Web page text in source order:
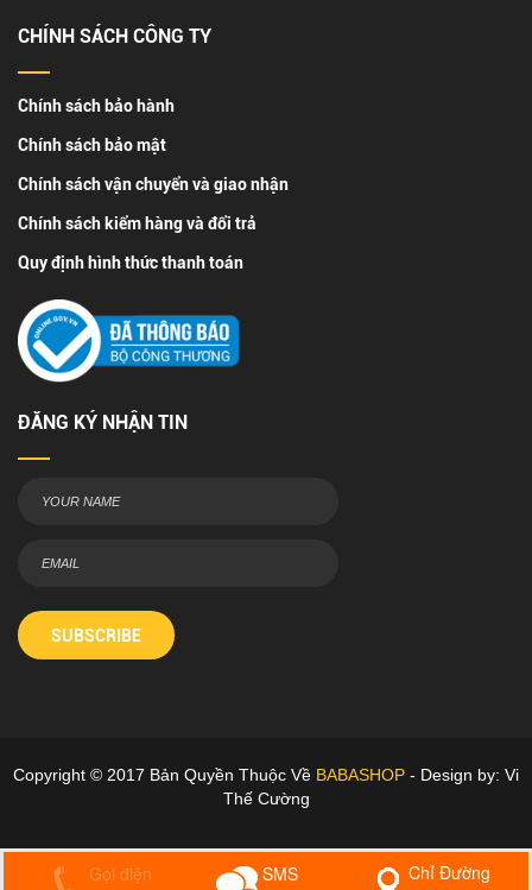
CHÍNH SÁCH CÔNG TY
Chính sách bảo hành
Chính sách bảo mật
Chính sách vận chuyển và giao nhận
Chính sách kiểm hàng và đổi trả
Quy định hình thức thanh toán
ĐĂNG KÝ NHẬN TIN
SUBSCRIBE
Copyright © 2017 Bản Quyền Thuộc Về BABASHOP - Design by: Vi
Thế Cường
Gọi điện SMS Chỉ Đường